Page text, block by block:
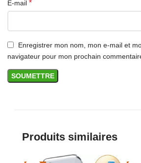
E-mail *
Enregistrer mon nom, mon e-mail et
navigateur pour mon prochain
Produits similaires